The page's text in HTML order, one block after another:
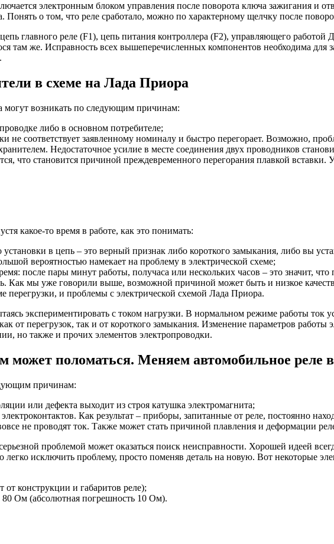
электронным блоком управления после поворота ключа зажигания и
Понять о том, что реле сработало, можно по характерному щелчку после
главного реле (F1), цепь питания контроллера (F2), управляющего
там же. Исправность всех вышеперечисленных компонентов необходима для
в схеме на Лада Приора
возникать по следующим причинам:
либо в основном потребителе;
не соответствует заявленному номиналу и быстро перегорает. Возможно,
Недостаточное усилие в месте соединения двух проводников
что становится причиной преждевременного перегорания плавкой
какое-то время в работе, как это понимать:
установки в цепь – это верный признак либо короткого замыкания, либо вы
вероятностью намекает на проблему в электрической схеме;
после пары минут работы, получаса или нескольких часов – это значит,
Как мы уже говорили выше, возможной причиной может быть и низкое
перегрузки, и проблемы с электрической схемой Лада Приора.
экспериментировать с током нагрузки. В нормальном режиме работы ток
от перегрузок, так и от короткого замыкания. Изменение параметров
но также и прочих элементов электропроводки.
может поломаться. Меняем автомобильное реле
причинам:
или дефекта выходит из строя катушка электромагнита;
Как результат – приборы, запитанные от реле, постоянно
не проводят ток. Также может стать причиной плавления и деформации
проблемой может оказаться поиск неисправности. Хорошей идеей
исключить проблему, просто поменяв деталь на новую. Вот некоторые
конструкции и габаритов реле);
80 Ом (абсолютная погрешность 10 Ом).